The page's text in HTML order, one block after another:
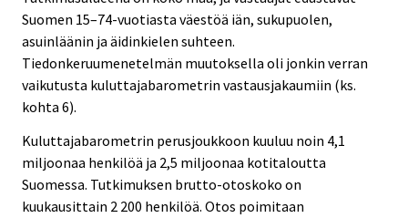
Suomen 15–74-vuotiasta väestöä iän, sukupuolen,
asuinläänin ja äidinkielen suhteen.
Tiedonkeruumenetelmän muutoksella oli jonkin verran
vaikutusta kuluttajabarometrin vastausjakaumiin (ks.
kohta 6).
Kuluttajabarometrin perusjoukkoon kuuluu noin 4,1
miljoonaa henkilöä ja 2,5 miljoonaa kotitaloutta
Suomessa. Tutkimuksen brutto-otoskoko on
kuukausittain 2 200 henkilöä. Otos poimitaan